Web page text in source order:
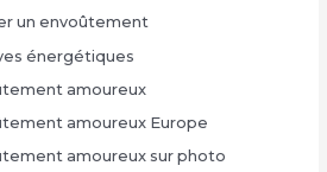
un envoûtement
énergétiques
amoureux
amoureux Europe
amoureux sur photo